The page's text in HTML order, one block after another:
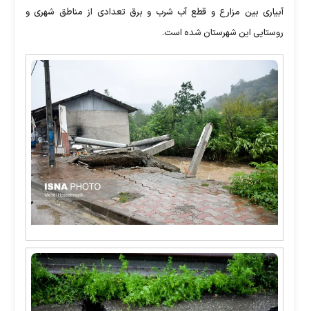
آبیاری بین مزارع و قطع آب شرب و برق تعدادی از مناطق شهری و
روستایی این شهرستان شده است.